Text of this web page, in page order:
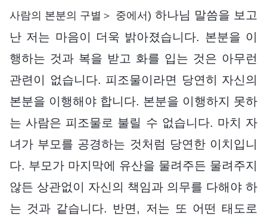
사람의 본분의 구별＞ 중에서) 하나님 말씀을 보고
난 저는 마음이 더욱 밝아졌습니다. 본분을 이
행하는 것과 복을 받고 화를 입는 것은 아무런
관련이 없습니다. 피조물이라면 당연히 자신의
본분을 이행해야 합니다. 본분을 이행하지 못하
는 사람은 피조물로 불릴 수 없습니다. 마치 자
녀가 부모를 공경하는 것처럼 당연한 이치입니
다. 부모가 마지막에 유산을 물려주든 물려주지
않든 상관없이 자신의 책임과 의무를 다해야 하
는 것과 같습니다. 반면, 저는 또 어떤 태도로